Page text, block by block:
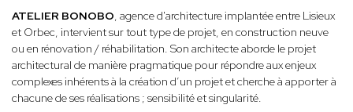
ATELIER BONOBO, agence d'architecture implantée entre Lisieux
et Orbec, intervient sur tout type de projet, en construction neuve
ou en rénovation / réhabilitation. Son architecte aborde le projet
architectural de manière pragmatique pour répondre aux enjeux
complexes inhérents à la création d’un projet et cherche à apporter à
chacune de ses réalisations ; sensibilité et singularité.